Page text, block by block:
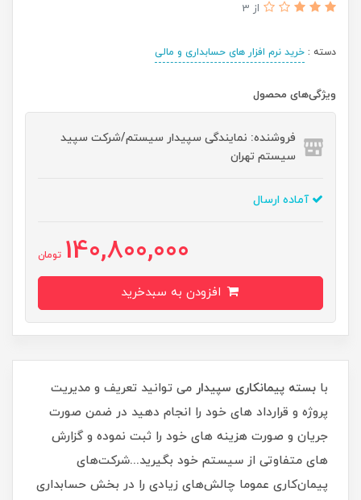
از 3
دسته : خرید نرم افزار های حسابداری و مالی
ویژگی‌های محصول
فروشنده: نمایندگی سپیدار سیستم/شرکت سپید
سیستم تهران
آماده ارسال
140,800,000 تومان
با بسته پیمانکاری سپیدار می توانید تعریف و مدیریت
پروژه و قرارداد های خود را انجام دهید در ضمن صورت
جریان و صورت هزینه های خود را ثبت نموده و گزارش
های متفاوتی از سیستم خود بگیرید...شرکت‌های
پیمان‌کاری عموما چالش‌های زیادی را در بخش حسابداری